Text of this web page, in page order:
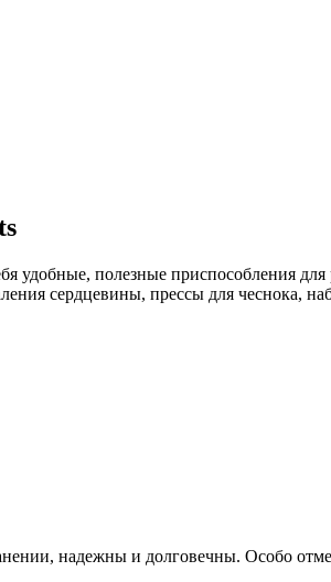
удобные, полезные приспособления
сердцевины, прессы для чеснока,
надежны и долговечны. Особо